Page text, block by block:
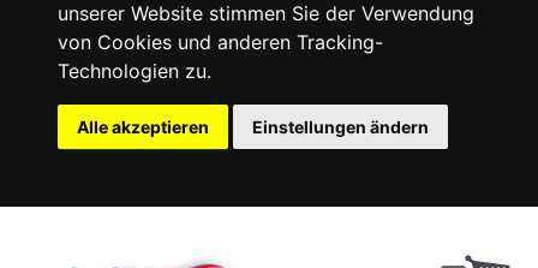
unserer Website stimmen Sie der Verwendung
von Cookies und anderen Tracking-
Technologien zu.
Alle akzeptieren Einstellungen ändern
09503
nach